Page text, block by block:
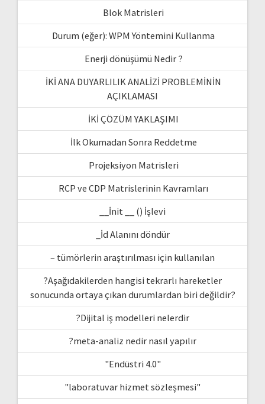
Blok Matrisleri
Durum (eğer): WPM Yöntemini Kullanma
Enerji dönüşümü Nedir ?
İKİ ANA DUYARLILIK ANALİZİ PROBLEMİNİN
AÇIKLAMASI
İKİ ÇÖZÜM YAKLAŞIMI
İlk Okumadan Sonra Reddetme
Projeksiyon Matrisleri
RCP ve CDP Matrislerinin Kavramları
__İnit __ () İşlevi
_İd Alanını döndür
– tümörlerin araştırılması için kullanılan
?Aşağıdakilerden hangisi tekrarlı hareketler
sonucunda ortaya çıkan durumlardan biri değildir?
?Dijital iş modelleri nelerdir
?meta-analiz nedir nasıl yapılır
"Endüstri 4.0"
"laboratuvar hizmet sözleşmesi"